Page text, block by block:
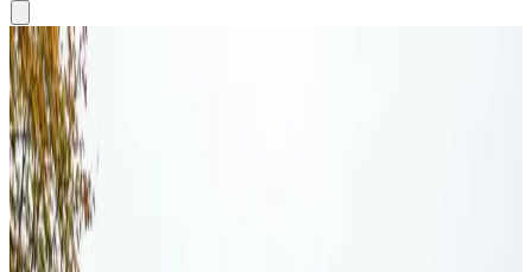
Fugt i bolig i
Fugt i bolig i
I Aarhus ser vi det igen og igen: tætte, velisolerede
boliger, der mangler at få skiftet luften ud. Resultatet er
fugt, kondens og skimmel. Heldigvis er løsningen ligetil
med den rette ventilation.